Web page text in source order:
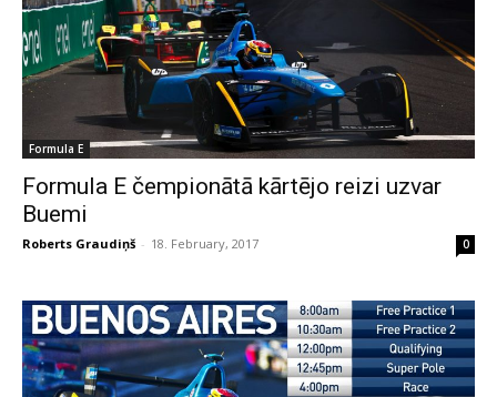
Formula E
Formula E čempionātā kārtējo reizi uzvar
Buemi
Roberts Graudiņš - 18. February, 2017 0